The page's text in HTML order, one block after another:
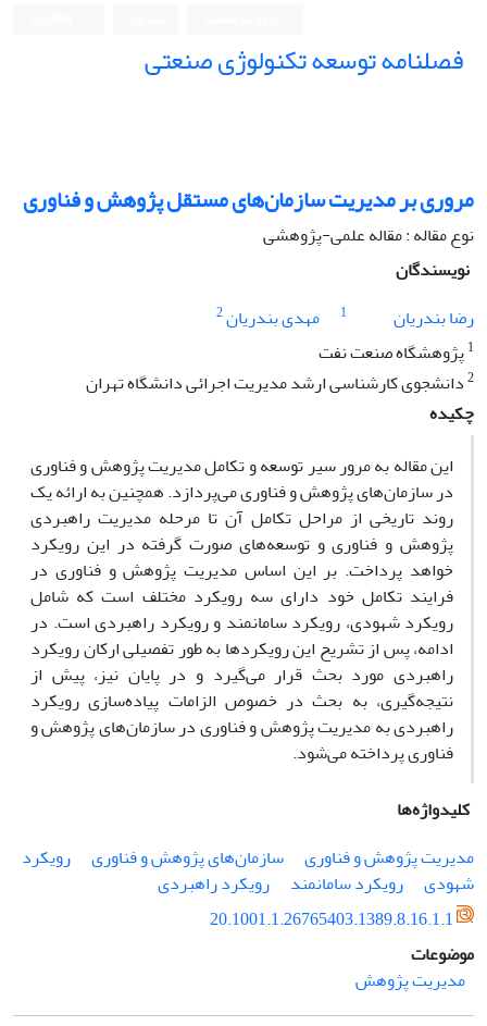
فصلنامه توسعه تکنولوژی صنعتی
مروری بر مدیریت سازمان‌های مستقل پژوهش و فناوری
نوع مقاله : مقاله علمی-پژوهشی
نویسندگان
رضا بندریان
1 مهدی بندریان2
1پژوهشگاه صنعت نفت
2دانشجوی کارشناسی ارشد مدیریت اجرائی دانشگاه تهران
چکیده
این مقاله به مرور سیر توسعه و تکامل مدیریت پژوهش و فناوری
در سازمان‌های پژوهش و فناوری می‌پردازد. همچنین به ارائه یک
روند تاریخی از مراحل تکامل آن تا مرحله مدیریت راهبردی
پژوهش و فناوری و توسعه‌های صورت گرفته در این رویکرد
خواهد پرداخت. بر این اساس مدیریت پژوهش و فناوری در
فرایند تکامل خود دارای سه رویکرد مختلف است که شامل
رویکرد شهودی، رویکرد سامانمند و رویکرد راهبردی است. در
ادامه، پس از تشریح این رویکردها به طور تفصیلی ارکان رویکرد
راهبردی مورد بحث قرار می‌گیرد و در پایان نیز، پیش از
نتیجه‌گیری، به بحث در خصوص الزامات پیاده‌سازی رویکرد
راهبردی به مدیریت پژوهش و فناوری در سازمان‌های پژوهش و
فناوری پرداخته می‌شود.
کلیدواژه‌ها
مدیریت پژوهش و فناوری
سازمان‌های پژوهش و فناوری
رویکرد
شهودی
رویکرد سامانمند
رویکرد راهبردی
20.1001.1.26765403.1389.8.16.1.1
موضوعات
مدیریت پژوهش